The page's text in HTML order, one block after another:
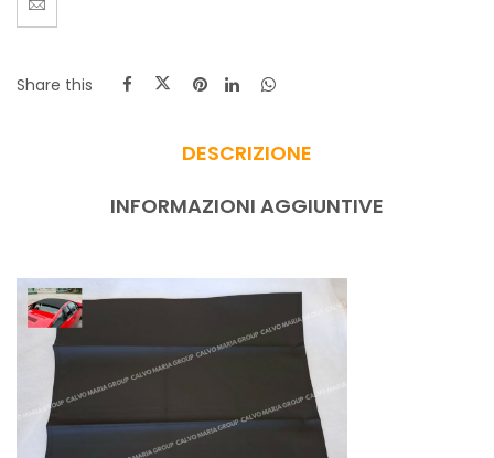
Share this
DESCRIZIONE
INFORMAZIONI AGGIUNTIVE